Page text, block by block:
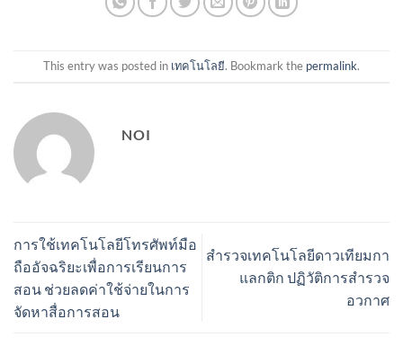
This entry was posted in เทคโนโลยี. Bookmark the permalink.
NOI
การใช้เทคโนโลยีโทรศัพท์มือ
ถืออัจฉริยะเพื่อการเรียนการ
สอน ช่วยลดค่าใช้จ่ายในการ
จัดหาสื่อการสอน
สำรวจเทคโนโลยีดาวเทียมกา
แลกติก ปฏิวัติการสำรวจ
อวกาศ